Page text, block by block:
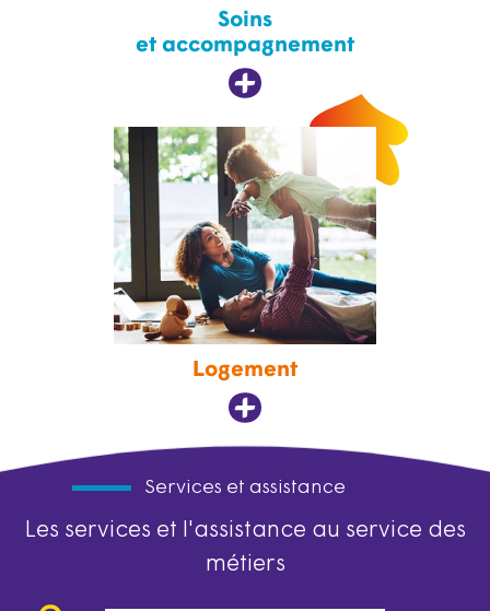
Soins
et accompagnement
Logement
Services et assistance
Les services et l'assistance au service des
métiers